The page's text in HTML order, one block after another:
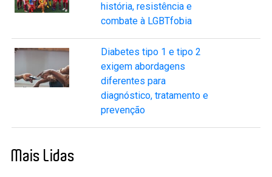
história, resistência e
combate à LGBTfobia
Diabetes tipo 1 e tipo 2
exigem abordagens
diferentes para
diagnóstico, tratamento e
prevenção
Mais Lidas